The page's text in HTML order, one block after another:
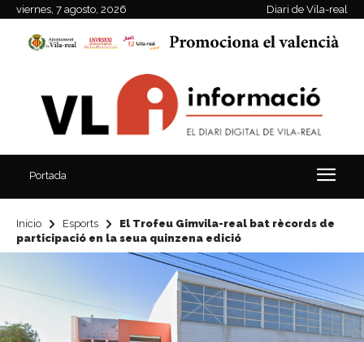
viernes, 7 agosto, 2026 Diari de Vila-real
Portada
Inicio Esports
El Trofeu Gimvila-real bat rècords de
participació en la seua quinzena edició